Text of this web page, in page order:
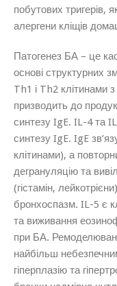
побутових тригерів,
алергени кліщів
Патогенез БА – це
основі структурних
Th1 і Th2 клітинами
призводить до
синтезу IgE. IL-4 та
синтезу IgE. IgE
клітинами), а
дегрануляцію та
(гістамін,
бронхоспазм. IL-5 є
та виживання
при БА.
найбільш
гіперплазію та